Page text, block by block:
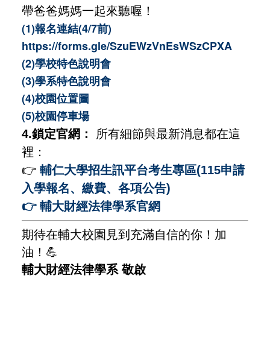
帶爸爸媽媽一起來聽喔！
(1)報名連結(4/7前)
https://forms.gle/SzuEWzVnEsWSzCPXA
(2)學校特色說明會
(3)學系特色說明會
(4)校園位置圖
(5)校園停車場
4.鎖定官網：
所有細節與最新消息都在這
裡：
👉 輔仁大學招生訊平台考生專區(115申請
入學報名、繳費、各項公告)
👉 輔大財經法律學系官網
期待在輔大校園見到充滿自信的你！加
油！💪
輔大財經法律學系 敬啟